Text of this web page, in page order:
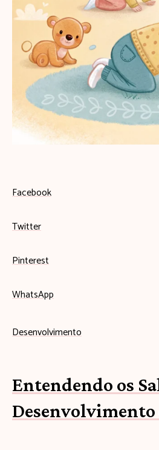
Facebook
Twitter
Pinterest
WhatsApp
Desenvolvimento
Entendendo os
Desenvolvimento